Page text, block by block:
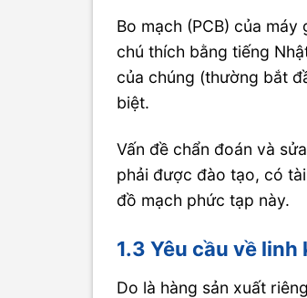
Bo mạch (PCB) của
chú thích bằng tiếng
của chúng (thường bắt
biệt.
Vấn đề chẩn đoán và
phải được đào tạo, có
đồ mạch phức tạp này.
1.3 Yêu cầu về
Do là hàng sản xuất